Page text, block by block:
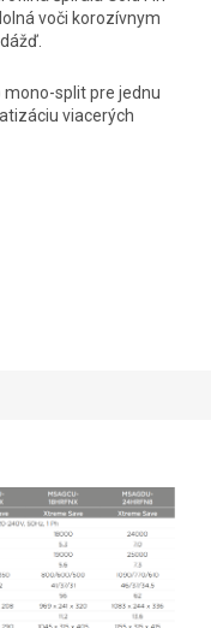
voči korozívnym
mono-split pre jednu
viacerých